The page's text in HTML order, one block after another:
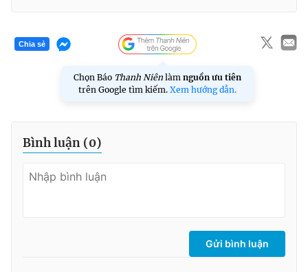
Chia sẻ
Chọn Báo Thanh Niên làm nguồn ưu tiên
trên Google tìm kiếm. Xem hướng dẫn.
Bình luận (0)
Gửi bình luận